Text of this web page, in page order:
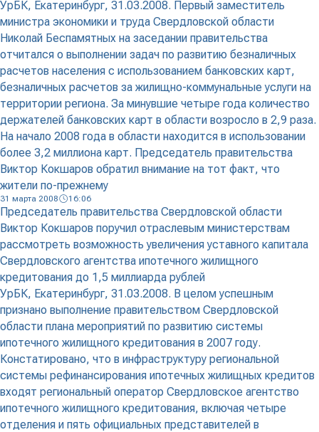
УрБК, Екатеринбург, 31.03.2008. Первый заместитель
министра экономики и труда Свердловской области
Николай Беспамятных на заседании правительства
отчитался о выполнении задач по развитию безналичных
расчетов населения с использованием банковских карт,
безналичных расчетов за жилищно-коммунальные услуги на
территории региона. За минувшие четыре года количество
держателей банковских карт в области возросло в 2,9 раза.
На начало 2008 года в области находится в использовании
более 3,2 миллиона карт. Председатель правительства
Виктор Кокшаров обратил внимание на тот факт, что
жители по-прежнему
31 марта 2008 16:06
Председатель правительства Свердловской области
Виктор Кокшаров поручил отраслевым министерствам
рассмотреть возможность увеличения уставного капитала
Свердловского агентства ипотечного жилищного
кредитования до 1,5 миллиарда рублей
УрБК, Екатеринбург, 31.03.2008. В целом успешным
признано выполнение правительством Свердловской
области плана мероприятий по развитию системы
ипотечного жилищного кредитования в 2007 году.
Констатировано, что в инфраструктуру региональной
системы рефинансирования ипотечных жилищных кредитов
входят региональный оператор Свердловское агентство
ипотечного жилищного кредитования, включая четыре
отделения и пять официальных представителей в